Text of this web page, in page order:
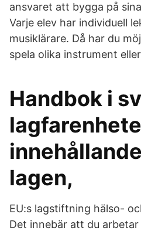
ansvaret att bygga på
Varje elev har individuell
musiklärare. Då har du
spela olika instrument
Handbok i
lagen,
EU:s lagstiftning hälso-
Det innebär att du